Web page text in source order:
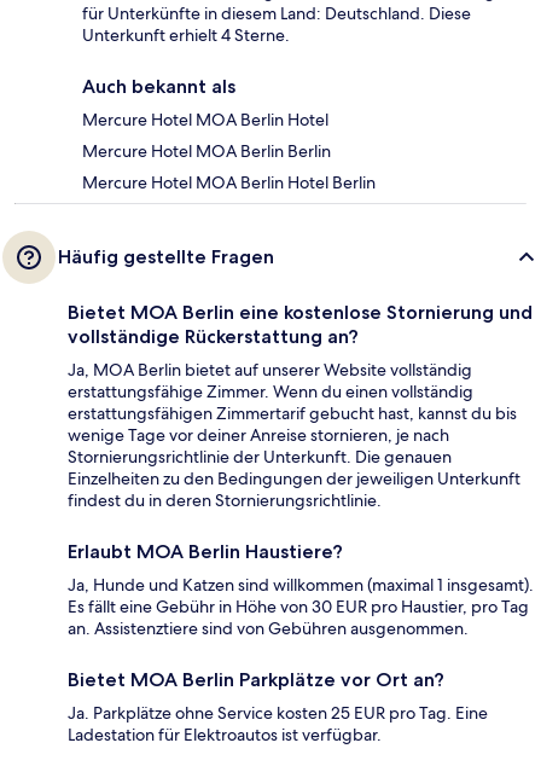
für Unterkünfte in diesem Land: Deutschland. Diese
Unterkunft erhielt 4 Sterne.
Auch bekannt als
Mercure Hotel MOA Berlin Hotel
Mercure Hotel MOA Berlin Berlin
Mercure Hotel MOA Berlin Hotel Berlin
Häufig gestellte Fragen
Bietet MOA Berlin eine kostenlose Stornierung und
vollständige Rückerstattung an?
Ja, MOA Berlin bietet auf unserer Website vollständig
erstattungsfähige Zimmer. Wenn du einen vollständig
erstattungsfähigen Zimmertarif gebucht hast, kannst du bis
wenige Tage vor deiner Anreise stornieren, je nach
Stornierungsrichtlinie der Unterkunft. Die genauen
Einzelheiten zu den Bedingungen der jeweiligen Unterkunft
findest du in deren Stornierungsrichtlinie.
Erlaubt MOA Berlin Haustiere?
Ja, Hunde und Katzen sind willkommen (maximal 1 insgesamt).
Es fällt eine Gebühr in Höhe von 30 EUR pro Haustier, pro Tag
an. Assistenztiere sind von Gebühren ausgenommen.
Bietet MOA Berlin Parkplätze vor Ort an?
Ja. Parkplätze ohne Service kosten 25 EUR pro Tag. Eine
Ladestation für Elektroautos ist verfügbar.